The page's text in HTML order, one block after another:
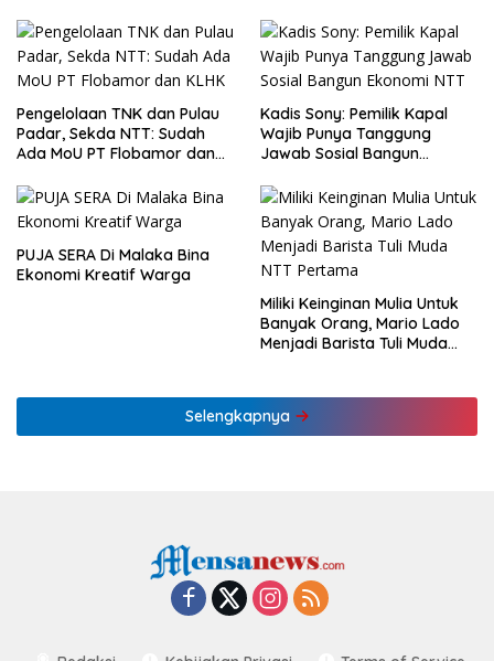
Pengelolaan TNK dan Pulau
Padar, Sekda NTT: Sudah
Ada MoU PT Flobamor dan
Kadis Sony: Pemilik Kapal
Wajib Punya Tanggung
Jawab Sosial Bangun
PUJA SERA Di Malaka Bina
Ekonomi Kreatif Warga
Miliki Keinginan Mulia Untuk
Banyak Orang, Mario Lado
Menjadi Barista Tuli Muda
Selengkapnya